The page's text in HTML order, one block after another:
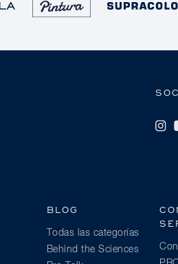
BLOG
Todas las categorías
Behind the Sciences